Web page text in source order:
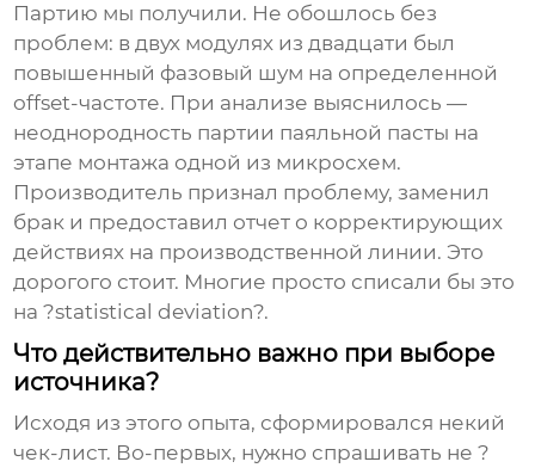
Партию мы получили. Не обошлось без
проблем: в двух модулях из двадцати был
повышенный фазовый шум на определенной
offset-частоте. При анализе выяснилось —
неоднородность партии паяльной пасты на
этапе монтажа одной из микросхем.
Производитель признал проблему, заменил
брак и предоставил отчет о корректирующих
действиях на производственной линии. Это
дорогого стоит. Многие просто списали бы это
на ?statistical deviation?.
Что действительно важно при выборе
источника?
Исходя из этого опыта, сформировался некий
чек-лист. Во-первых, нужно спрашивать не ?